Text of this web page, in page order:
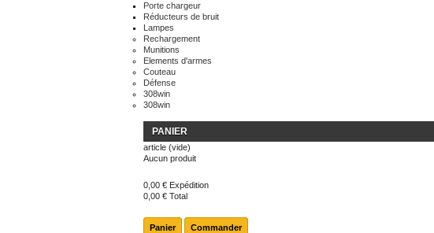
Porte chargeur
Réducteurs de bruit
Lampes
Rechargement
Munitions
Elements d'armes
Couteau
Défense
308win
308win
PANIER
article (vide)
Aucun produit
0,00 € Expédition
0,00 € Total
Panier Commander